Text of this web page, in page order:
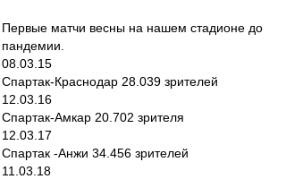
Первые матчи весны на нашем стадионе до
пандемии.
08.03.15
Спартак-Краснодар 28.039 зрителей
12.03.16
Спартак-Амкар 20.702 зрителя
12.03.17
Спартак -Анжи 34.456 зрителей
11.03.18